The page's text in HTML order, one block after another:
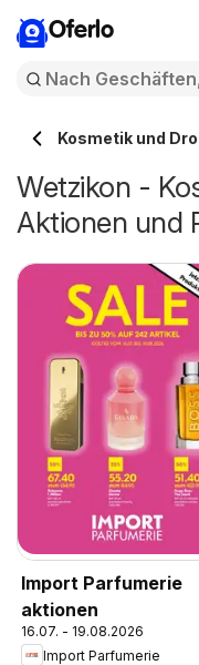
Oferlo
Kosmetik und
Wetzikon -
Aktionen und
Import Parfumerie
aktionen
16.07. - 19.08.2026
Import Parfumerie